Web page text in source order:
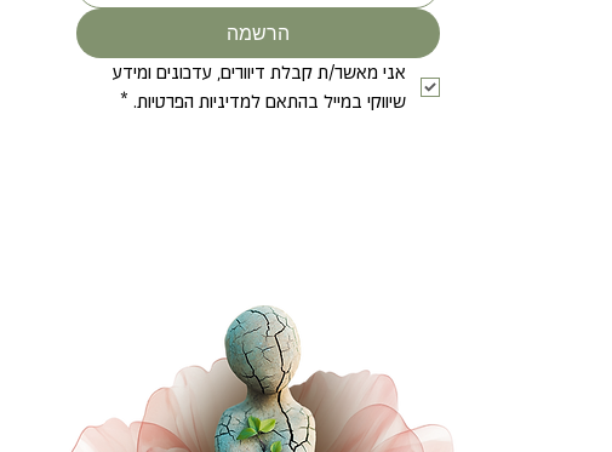
הרשמה
אני מאשר/ת קבלת דיוורים, עדכונים ומידע
שיווקי במייל בהתאם למדיניות הפרטיות. *